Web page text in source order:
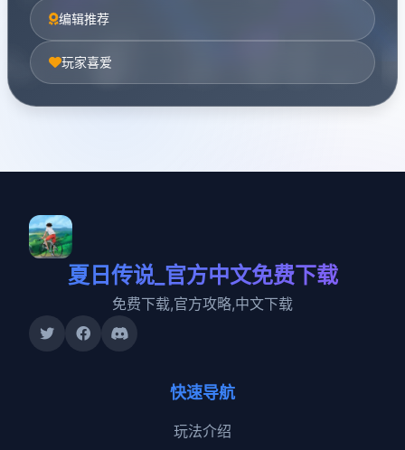
编辑推荐
玩家喜爱
夏日传说_官方中文免费下载
免费下载,官方攻略,中文下载
快速导航
玩法介绍